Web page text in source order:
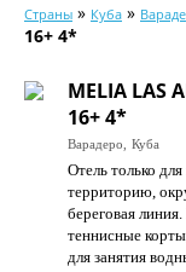
Календарь туров
Цены дня
Страны
Как купить
О нас
Страны » Куба »
16+ 4*
MELIA LAS
16+ 4*
Варадеро, Куба
Отель только
территорию,
береговая
теннисные
для занятия